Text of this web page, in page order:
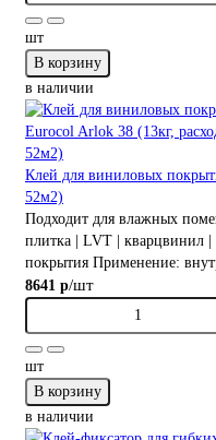
шт
В корзину
в наличии
Клей для виниловых
52м2)
Подходит для влажных
плитка | LVT | кварцвинил |
покрытия Применение:
8641 р/шт
шт
В корзину
в наличии